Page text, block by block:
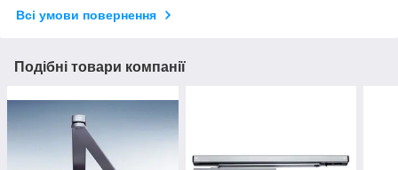
Всі умови повернення
Подібні товари компанії